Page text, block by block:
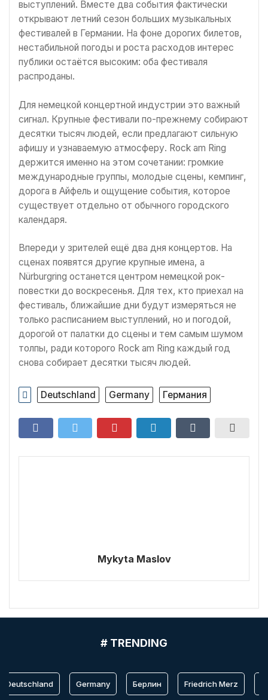
выступлений. Вместе два события фактически
открывают летний сезон больших музыкальных
фестивалей в Германии. На фоне дорогих билетов,
нестабильной погоды и роста расходов интерес
публики остаётся высоким: оба фестиваля
распроданы.
Для немецкой концертной индустрии это важный
сигнал. Крупные фестивали по-прежнему собирают
десятки тысяч людей, если предлагают сильную
афишу и узнаваемую атмосферу. Rock am Ring
держится именно на этом сочетании: громкие
международные группы, молодые сцены, кемпинг,
дорога в Айфель и ощущение события, которое
существует отдельно от обычного городского
календаря.
Впереди у зрителей ещё два дня концертов. На
сценах появятся другие крупные имена, а
Nürburgring останется центром немецкой рок-
повестки до воскресенья. Для тех, кто приехал на
фестиваль, ближайшие дни будут измеряться не
только расписанием выступлений, но и погодой,
дорогой от палатки до сцены и тем самым шумом
толпы, ради которого Rock am Ring каждый год
снова собирает десятки тысяч людей.
Deutschland Germany Германия
Mykyta Maslov
# TRENDING
Deutschland Germany Берлин Friedrich Merz